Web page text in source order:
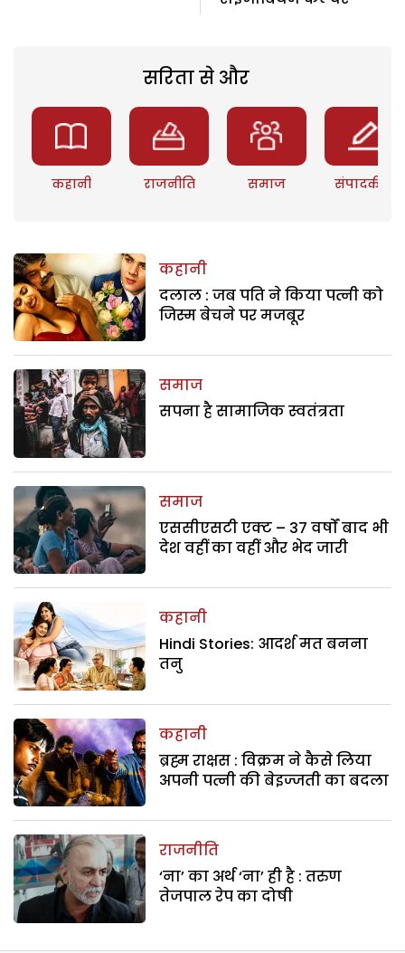
सरिता से और
कहानी राजनीति समाज संपादकीय
कहानी
दलाल : जब पति ने किया पत्नी को
जिस्म बेचने पर मजबूर
समाज
सपना है सामाजिक स्वतंत्रता
समाज
एससीएसटी एक्ट – 37 वर्षों बाद भी
देश वहीं का वहीं और भेद जारी
कहानी
Hindi Stories: आदर्श मत बनना
तनु
कहानी
ब्रह्म राक्षस : विक्रम ने कैसे लिया
अपनी पत्नी की बेइज्जती का बदला
राजनीति
‘ना’ का अर्थ ‘ना’ ही है : तरुण
तेजपाल रेप का दोषी